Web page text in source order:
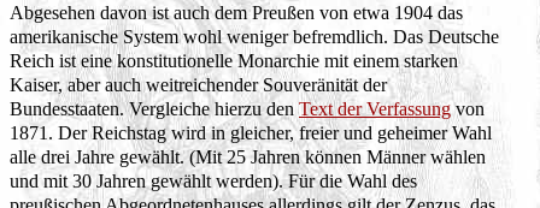
Abgesehen davon ist auch dem Preußen von etwa 1904 das
amerikanische System wohl weniger befremdlich. Das Deutsche
Reich ist eine konstitutionelle Monarchie mit einem starken
Kaiser, aber auch weitreichender Souveränität der
Bundesstaaten. Vergleiche hierzu denText der Verfassungvon
1871. Der Reichstag wird in gleicher, freier und geheimer Wahl
alle drei Jahre gewählt. (Mit 25 Jahren können Männer wählen
und mit 30 Jahren gewählt werden). Für die Wahl des